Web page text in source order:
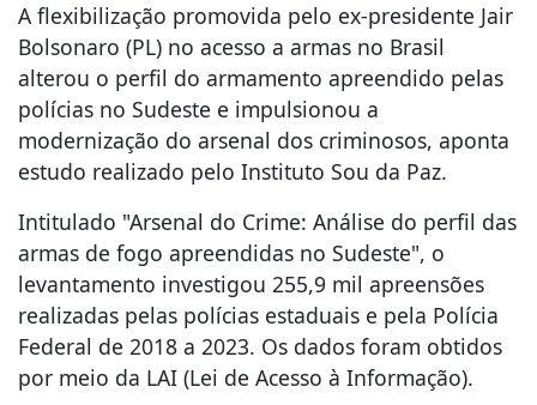
A flexibilização promovida pelo ex-presidente Jair
Bolsonaro (PL) no acesso a armas no Brasil
alterou o perfil do armamento apreendido pelas
polícias no Sudeste e impulsionou a
modernização do arsenal dos criminosos, aponta
estudo realizado pelo Instituto Sou da Paz.
Intitulado "Arsenal do Crime: Análise do perfil das
armas de fogo apreendidas no Sudeste", o
levantamento investigou 255,9 mil apreensões
realizadas pelas polícias estaduais e pela Polícia
Federal de 2018 a 2023. Os dados foram obtidos
por meio da LAI (Lei de Acesso à Informação).